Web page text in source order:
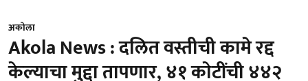
अकोला
Akola News : दलित वस्तीची कामे रद्द
केल्याचा मुद्दा तापणार, ४१ काेटींची ४४२